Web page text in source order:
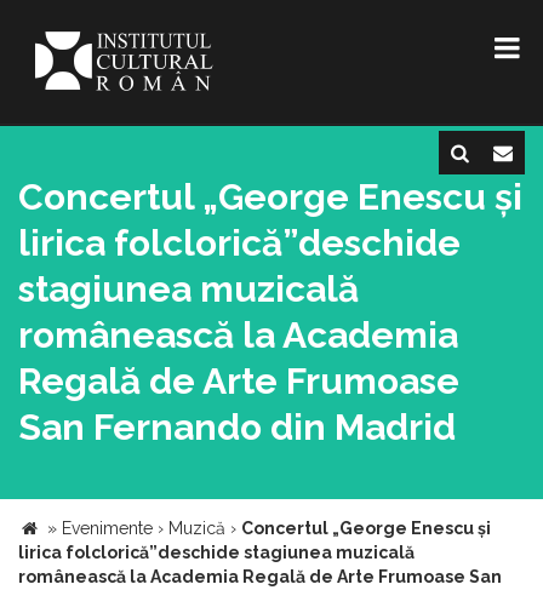
Concertul „George Enescu și
lirica folclorică”deschide
stagiunea muzicală
românească la Academia
Regală de Arte Frumoase
San Fernando din Madrid
» Evenimente › Muzică › Concertul „George Enescu și
lirica folclorică”deschide stagiunea muzicală
românească la Academia Regală de Arte Frumoase San